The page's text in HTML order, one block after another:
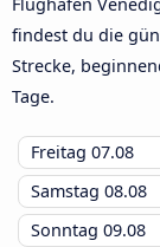
Flughafen
findest du die
Strecke,
Tage.
Freitag 07.08
Samstag 08.08
Sonntag 09.08